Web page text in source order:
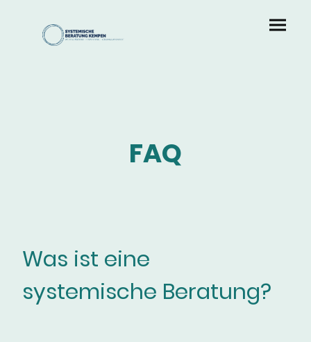
FAQ
Was ist eine
systemische Beratung?